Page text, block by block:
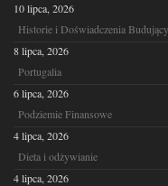
10 lipca, 2026
Historie i Doświadczenia
8 lipca, 2026
Portugalia
6 lipca, 2026
Podziemie Finansowe
4 lipca, 2026
Dieta i odżywianie
4 lipca, 2026